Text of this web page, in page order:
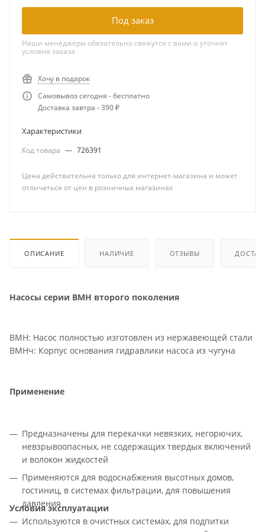
Под заказ
Наши менеджеры обязательно свяжутся с вами и уточнят
условия заказа
Хочу в подарок
Самовывоз сегодня - бесплатно
Доставка завтра - 390 ₽
Характеристики
Код товара — 726391
Цена действительна только для интернет-магазина и может
отличаться от цен в розничных магазинах
ОПИСАНИЕ НАЛИЧИЕ ОТЗЫВЫ
Насосы серии ВМН второго поколения
ВМН: Насос полностью изготовлен из нержавеющей стали
ВМНч: Корпус основания гидравлики насоса из чугуна
Применение
Предназначены для перекачки невязких, негорючих,
невзрывоопасных, не содержащих твердых включений
и волокон жидкостей
Применяются для водоснабжения высотных домов,
гостиниц, в системах фильтрации, для повышения
давления
Используются в очистных системах, для подпитки
Условия эксплуатации